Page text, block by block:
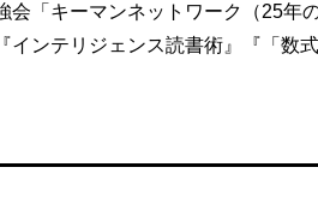
「キーマンネットワーク（25年の
インテリジェンス読書術』『「数